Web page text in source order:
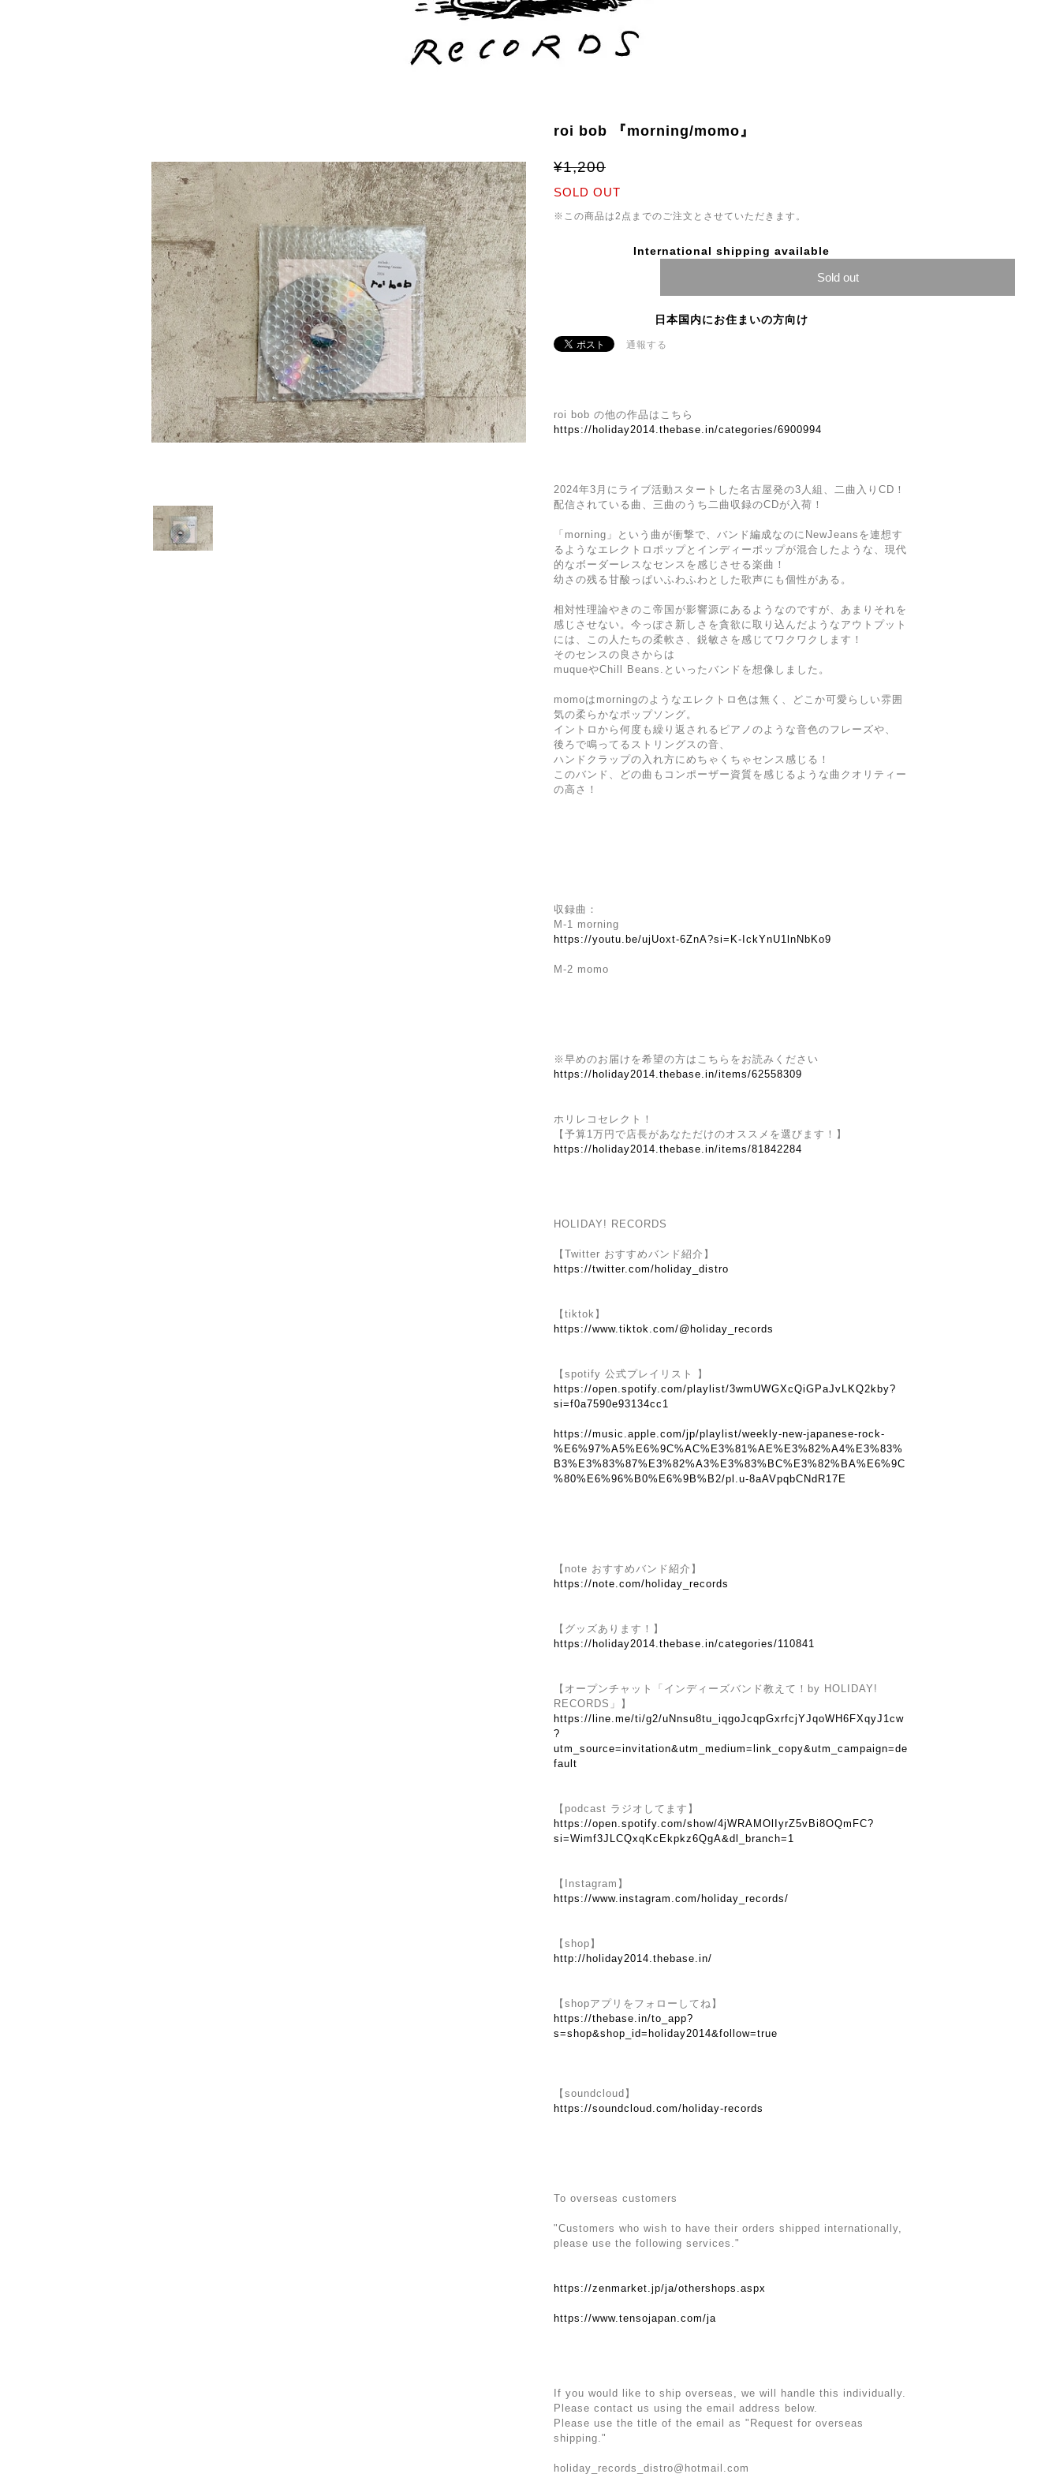
roi bob 『morning/momo』
¥1,200
SOLD OUT
※この商品は2点までのご注文とさせていただきます。
International shipping available
Sold out
日本国内にお住まいの方向け
通報する
roi bob の他の作品はこちら
https://holiday2014.thebase.in/categories/6900994
2024年3月にライブ活動スタートした名古屋発の3人組、二曲入りCD！
配信されている曲、三曲のうち二曲収録のCDが入荷！
「morning」という曲が衝撃で、バンド編成なのにNewJeansを連想す
るようなエレクトロポップとインディーポップが混合したような、現代
的なボーダーレスなセンスを感じさせる楽曲！
幼さの残る甘酸っぱいふわふわとした歌声にも個性がある。
相対性理論やきのこ帝国が影響源にあるようなのですが、あまりそれを
感じさせない。今っぽさ新しさを貪欲に取り込んだようなアウトプット
には、この人たちの柔軟さ、鋭敏さを感じてワクワクします！
そのセンスの良さからは
muqueやChill Beans.といったバンドを想像しました。
momoはmorningのようなエレクトロ色は無く、どこか可愛らしい雰囲
気の柔らかなポップソング。
イントロから何度も繰り返されるピアノのような音色のフレーズや、
後ろで鳴ってるストリングスの音、
ハンドクラップの入れ方にめちゃくちゃセンス感じる！
このバンド、どの曲もコンポーザー資質を感じるような曲クオリティー
の高さ！
収録曲：
M-1 morning
https://youtu.be/ujUoxt-6ZnA?si=K-IckYnU1lnNbKo9
M-2 momo
※早めのお届けを希望の方はこちらをお読みください
https://holiday2014.thebase.in/items/62558309
ホリレコセレクト！
【予算1万円で店長があなただけのオススメを選びます！】
https://holiday2014.thebase.in/items/81842284
HOLIDAY! RECORDS
【Twitter おすすめバンド紹介】
https://twitter.com/holiday_distro
【tiktok】
https://www.tiktok.com/@holiday_records
【spotify 公式プレイリスト 】
https://open.spotify.com/playlist/3wmUWGXcQiGPaJvLKQ2kby?
si=f0a7590e93134cc1
https://music.apple.com/jp/playlist/weekly-new-japanese-rock-
%E6%97%A5%E6%9C%AC%E3%81%AE%E3%82%A4%E3%83%
B3%E3%83%87%E3%82%A3%E3%83%BC%E3%82%BA%E6%9C
%80%E6%96%B0%E6%9B%B2/pl.u-8aAVpqbCNdR17E
【note おすすめバンド紹介】
https://note.com/holiday_records
【グッズあります！】
https://holiday2014.thebase.in/categories/110841
【オープンチャット「インディーズバンド教えて！by HOLIDAY!
RECORDS」】
https://line.me/ti/g2/uNnsu8tu_iqgoJcqpGxrfcjYJqoWH6FXqyJ1cw
?
utm_source=invitation&utm_medium=link_copy&utm_campaign=de
fault
【podcast ラジオしてます】
https://open.spotify.com/show/4jWRAMOlIyrZ5vBi8OQmFC?
si=Wimf3JLCQxqKcEkpkz6QgA&dl_branch=1
【Instagram】
https://www.instagram.com/holiday_records/
【shop】
http://holiday2014.thebase.in/
【shopアプリをフォローしてね】
https://thebase.in/to_app?
s=shop&shop_id=holiday2014&follow=true
【soundcloud】
https://soundcloud.com/holiday-records
To overseas customers
"Customers who wish to have their orders shipped internationally,
please use the following services."
https://zenmarket.jp/ja/othershops.aspx
https://www.tensojapan.com/ja
If you would like to ship overseas, we will handle this individually.
Please contact us using the email address below.
Please use the title of the email as "Request for overseas
shipping."
holiday_records_distro@hotmail.com